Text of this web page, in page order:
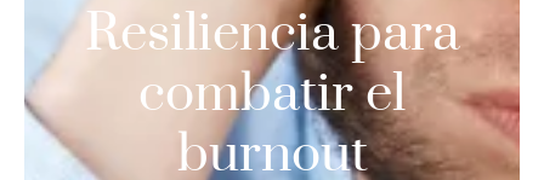
Resiliencia para
combatir el
burnout